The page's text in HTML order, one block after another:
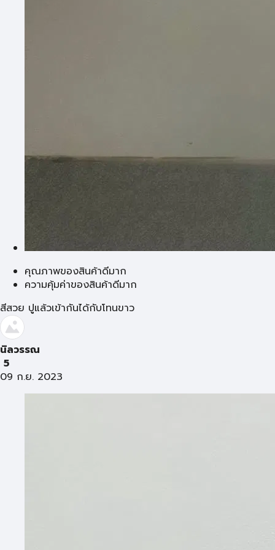
คุณภาพของสินค้าดีมาก
ความคุ้มค่าของสินค้าดีมาก
สีสวย ปูแล้วเข้ากันได้กับโทนขาว
นิลวรรณ
5
09 ก.ย. 2023